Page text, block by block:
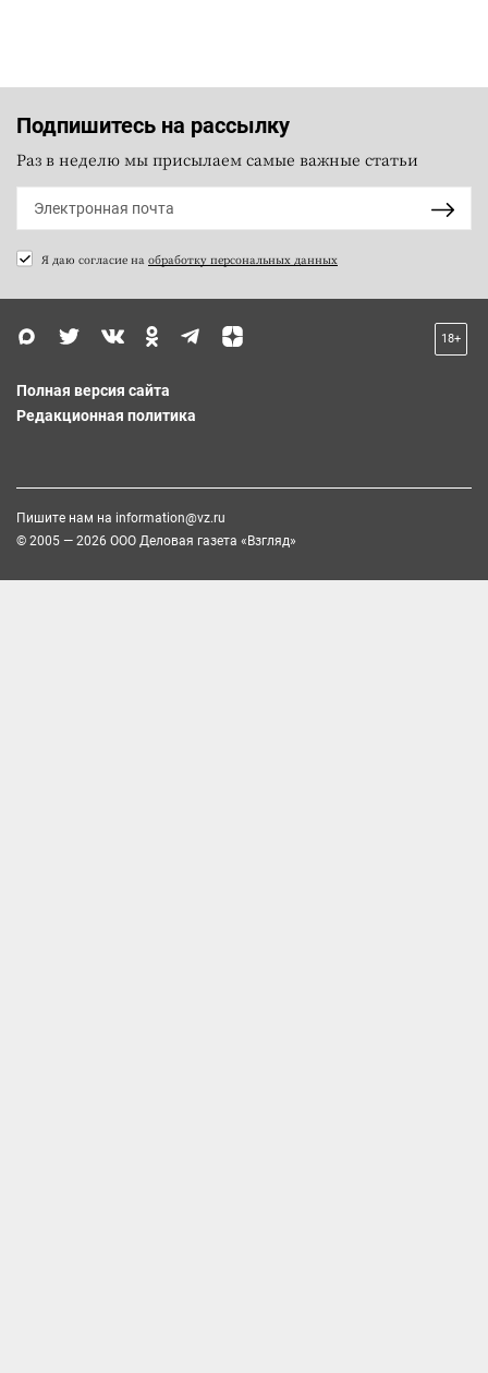
Подпишитесь на рассылку
Раз в неделю мы присылаем самые важные статьи
Я даю согласие на обработку персональных данных
18+
Полная версия сайта
Редакционная политика
Пишите нам на information@vz.ru
© 2005 — 2026 ООО Деловая газета «Взгляд»